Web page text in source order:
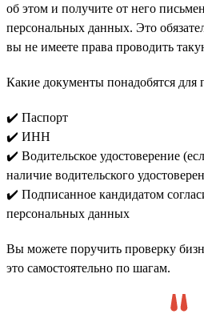
об этом и получите от него
персональных данных. Это
вы не имеете права проводить
Какие документы понадобятся для
✔️ Паспорт
✔️ ИНН
✔️ Водительское удостоверение
наличие водительского
✔️ Подписанное кандидатом
персональных данных
Вы можете поручить проверку
это самостоятельно по шагам.